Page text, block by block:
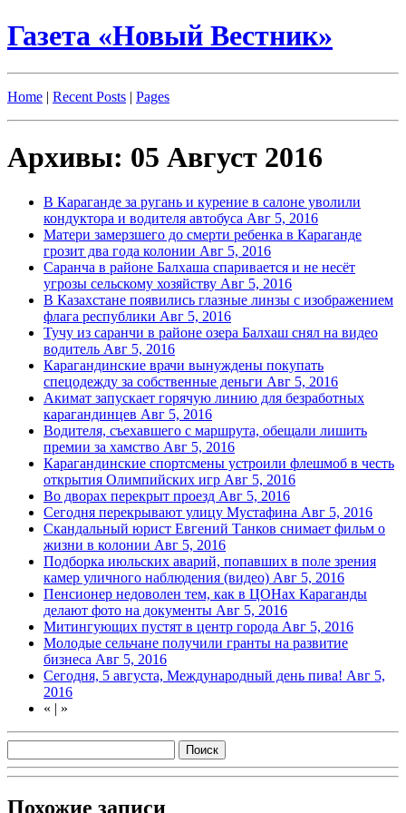
Газета «Новый Вестник»
Home | Recent Posts | Pages
Архивы: 05 Август 2016
В Караганде за ругань и курение в салоне уволили
кондуктора и водителя автобуса Авг 5, 2016
Матери замерзшего до смерти ребенка в Караганде
грозит два года колонии Авг 5, 2016
Саранча в районе Балхаша спаривается и не несёт
угрозы сельскому хозяйству Авг 5, 2016
В Казахстане появились глазные линзы с изображением
флага республики Авг 5, 2016
Тучу из саранчи в районе озера Балхаш снял на видео
водитель Авг 5, 2016
Карагандинские врачи вынуждены покупать
спецодежду за собственные деньги Авг 5, 2016
Акимат запускает горячую линию для безработных
карагандинцев Авг 5, 2016
Водителя, съехавшего с маршрута, обещали лишить
премии за хамство Авг 5, 2016
Карагандинские спортсмены устроили флешмоб в честь
открытия Олимпийских игр Авг 5, 2016
Во дворах перекрыт проезд Авг 5, 2016
Сегодня перекрывают улицу Мустафина Авг 5, 2016
Скандальный юрист Евгений Танков снимает фильм о
жизни в колонии Авг 5, 2016
Подборка июльских аварий, попавших в поле зрения
камер уличного наблюдения (видео) Авг 5, 2016
Пенсионер недоволен тем, как в ЦОНах Караганды
делают фото на документы Авг 5, 2016
Митингующих пустят в центр города Авг 5, 2016
Молодые сельчане получили гранты на развитие
бизнеса Авг 5, 2016
Сегодня, 5 августа, Международный день пива! Авг 5,
2016
« | »
Похожие записи